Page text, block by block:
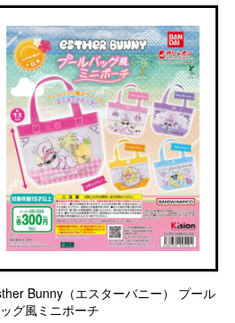
Bunny（エスターバニー） プール
グ風ミニポーチ